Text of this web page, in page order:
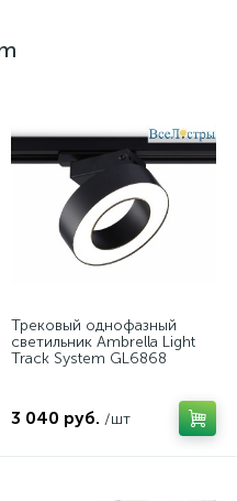
Трековый однофазный
светильник Ambrella Light
Track System GL6868
3 040 руб. /шт